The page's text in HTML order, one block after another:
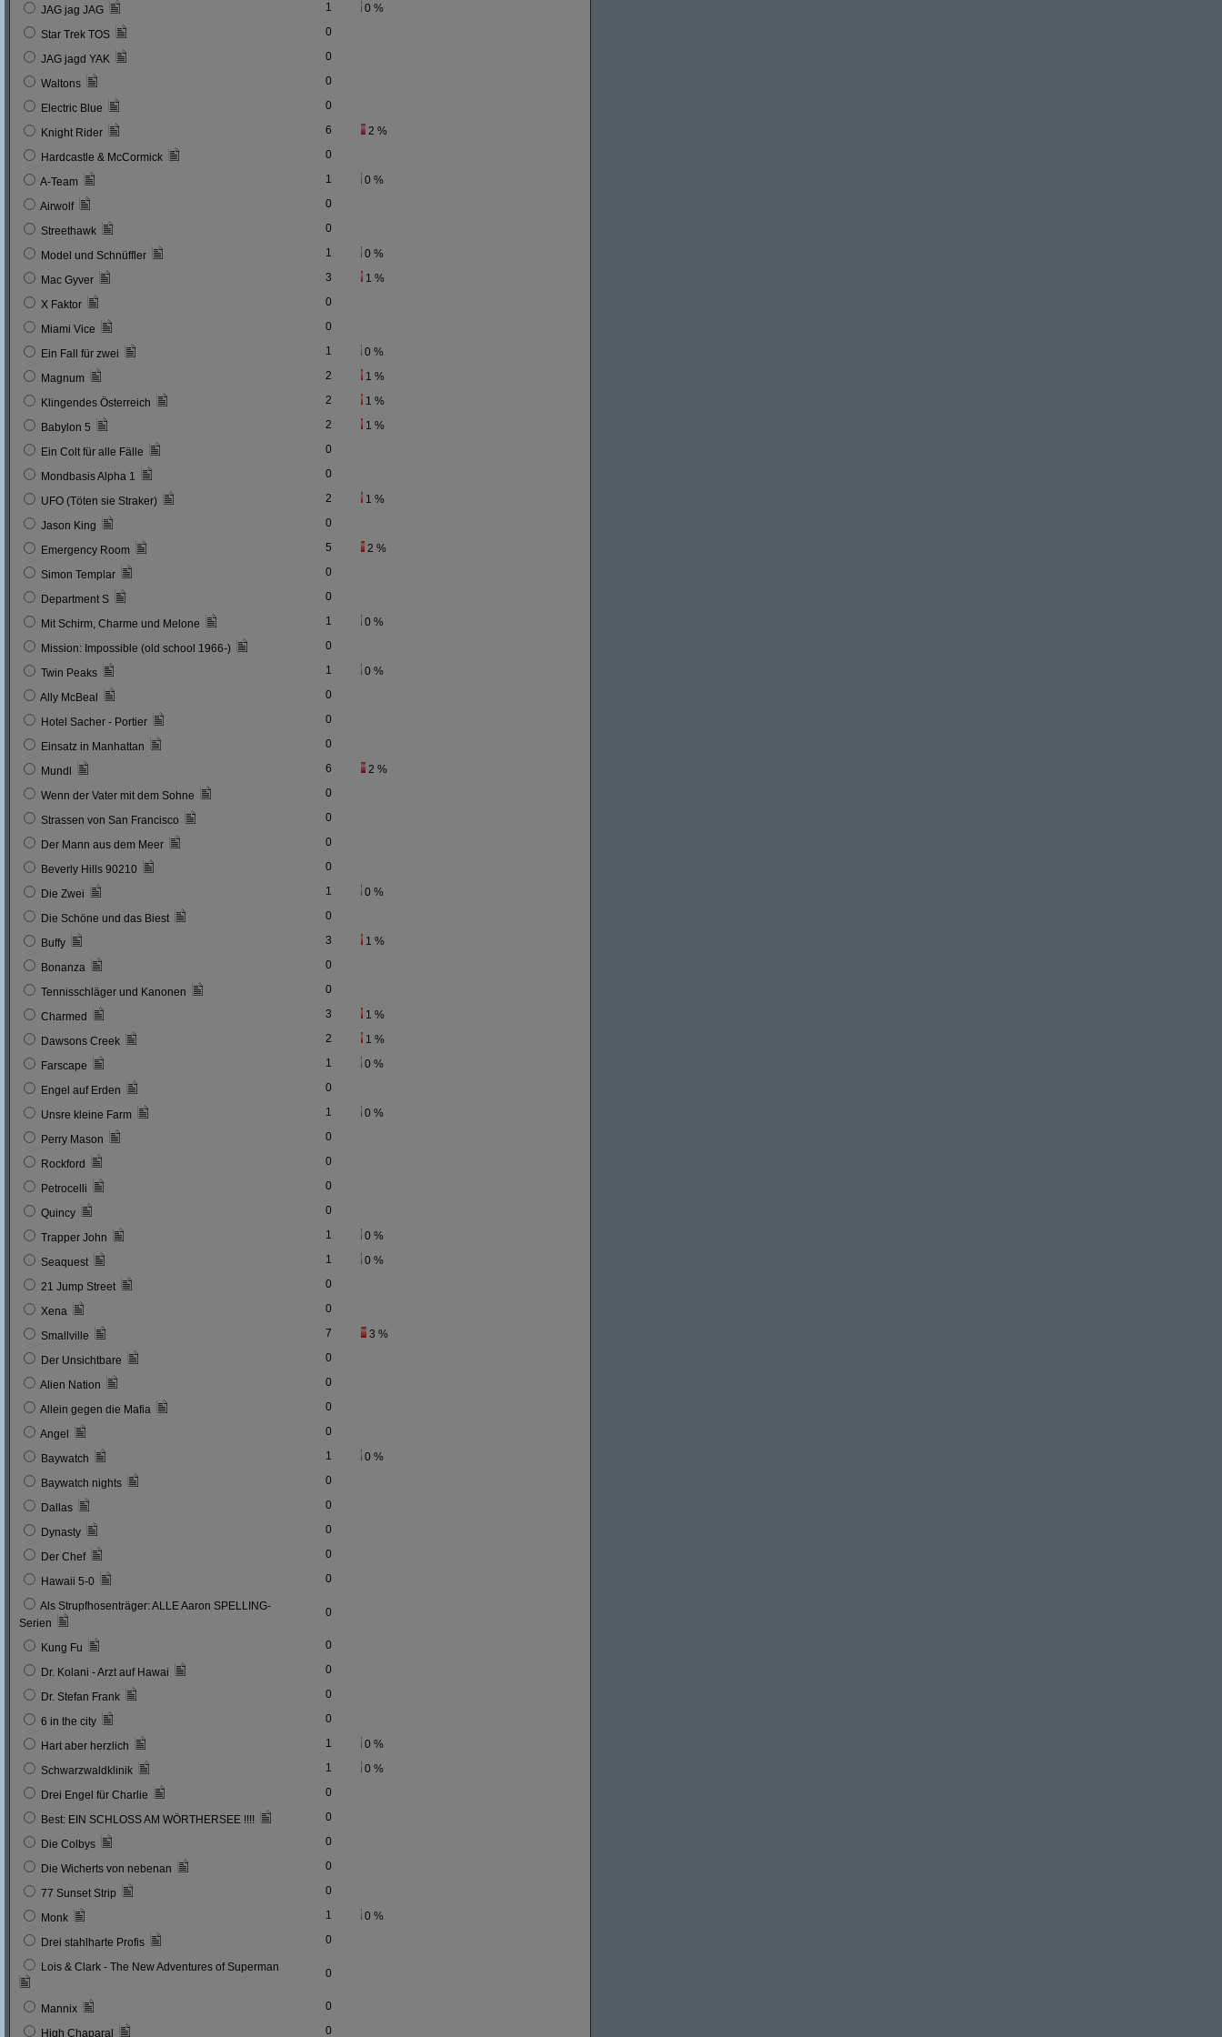
JAG jag JAG 1 0 %
Star Trek TOS 0
JAG jagd YAK 0
Waltons 0
Electric Blue 0
Knight Rider 6 2 %
Hardcastle & McCormick 0
A-Team 1 0 %
Airwolf 0
Streethawk 0
Model und Schnüffler 1 0 %
Mac Gyver 3 1 %
X Faktor 0
Miami Vice 0
Ein Fall für zwei 1 0 %
Magnum 2 1 %
Klingendes Österreich 2 1 %
Babylon 5 2 1 %
Ein Colt für alle Fälle 0
Mondbasis Alpha 1 0
UFO (Töten sie Straker) 2 1 %
Jason King 0
Emergency Room 5 2 %
Simon Templar 0
Department S 0
Mit Schirm, Charme und Melone 1 0 %
Mission: Impossible (old school 1966-) 0
Twin Peaks 1 0 %
Ally McBeal 0
Hotel Sacher - Portier 0
Einsatz in Manhattan 0
Mundl 6 2 %
Wenn der Vater mit dem Sohne 0
Strassen von San Francisco 0
Der Mann aus dem Meer 0
Beverly Hills 90210 0
Die Zwei 1 0 %
Die Schöne und das Biest 0
Buffy 3 1 %
Bonanza 0
Tennisschläger und Kanonen 0
Charmed 3 1 %
Dawsons Creek 2 1 %
Farscape 1 0 %
Engel auf Erden 0
Unsre kleine Farm 1 0 %
Perry Mason 0
Rockford 0
Petrocelli 0
Quincy 0
Trapper John 1 0 %
Seaquest 1 0 %
21 Jump Street 0
Xena 0
Smallville 7 3 %
Der Unsichtbare 0
Alien Nation 0
Allein gegen die Mafia 0
Angel 0
Baywatch 1 0 %
Baywatch nights 0
Dallas 0
Dynasty 0
Der Chef 0
Hawaii 5-0 0
Als Strupfhosenträger: ALLE Aaron SPELLING-
Serien
0
Kung Fu 0
Dr. Kolani - Arzt auf Hawai 0
Dr. Stefan Frank 0
6 in the city 0
Hart aber herzlich 1 0 %
Schwarzwaldklinik 1 0 %
Drei Engel für Charlie 0
Best: EIN SCHLOSS AM WÖRTHERSEE !!!! 0
Die Colbys 0
Die Wicherts von nebenan 0
77 Sunset Strip 0
Monk 1 0 %
Drei stahlharte Profis 0
Lois & Clark - The New Adventures of Superman 0
Mannix 0
High Chaparal 0